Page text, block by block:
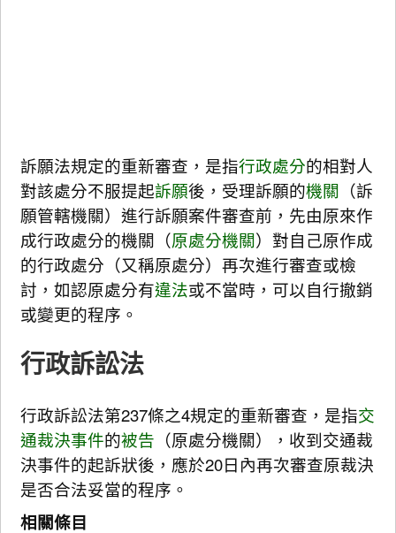
訴願法規定的重新審查，是指行政處分的相對人
對該處分不服提起訴願後，受理訴願的機關 （訴
願管轄機關）進行訴願案件審查前，先由原來作
成行政處分的機關（原處分機關）對自己原作成
的行政處分（又稱原處分）再次進行審查或檢
討，如認原處分有違法或不當時，可以自行撤銷
或變更的程序。
行政訴訟法
行政訴訟法第237條之4規定的重新審查，是指交
通裁決事件的被告 （原處分機關），收到交通裁
決事件的起訴狀後，應於20日內再次審查原裁決
是否合法妥當的程序。
相關條目